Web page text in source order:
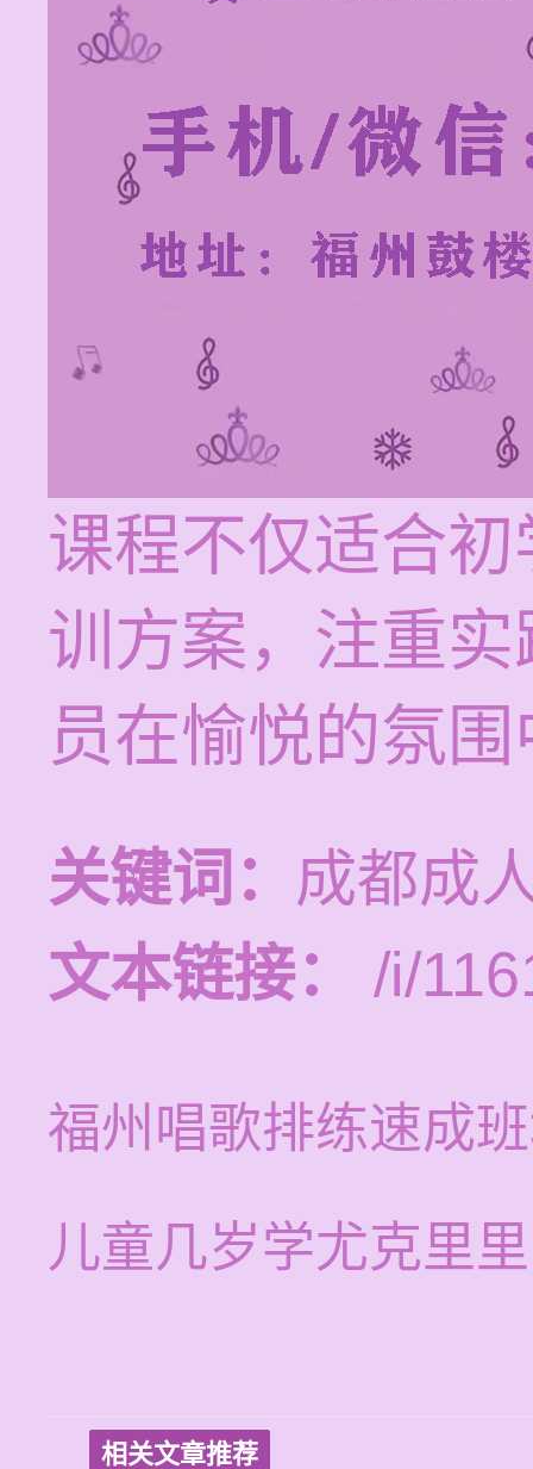
课程不仅适合
训方案，注重
员在愉悦的氛
关键词： 成都成
文本链接：
/i/
福州唱歌排练速成
儿童几岁学尤克里
相关文章推荐